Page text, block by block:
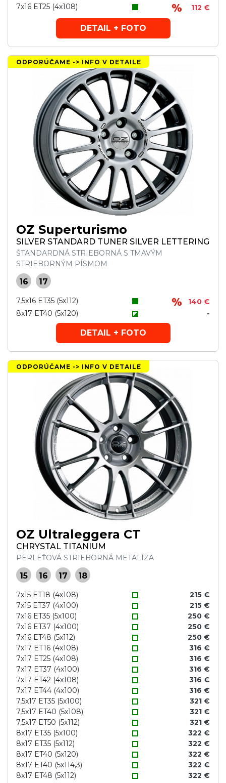
7x16 ET25 (4x108)
112 €
DETAIL + FOTO
ODPORÚČAME -> INFO V DETAILE
OZ Superturismo
SILVER STANDARD TUNER SILVER LETTERING
ŠTANDARDNÁ STRIEBORNÁ S TMAVÝM
STRIEBORNÝM PÍSMOM
16 17
7,5x16 ET35 (5x112)
140 €
8x17 ET40 (5x120)
-
DETAIL + FOTO
ODPORÚČAME -> INFO V DETAILE
OZ Ultraleggera CT
CHRYSTAL TITANIUM
PERLEŤOVÁ STRIEBORNÁ METALÍZA
15 16 17 18
7x15 ET18 (4x108)
215 €
7x15 ET37 (4x100)
215 €
7x16 ET35 (5x100)
250 €
7x16 ET37 (4x100)
250 €
7x16 ET48 (5x112)
250 €
7x17 ET16 (4x108)
316 €
7x17 ET25 (4x108)
316 €
7x17 ET37 (4x100)
316 €
7x17 ET42 (4x108)
316 €
7x17 ET44 (4x100)
316 €
7,5x17 ET35 (5x100)
321 €
7,5x17 ET40 (5x108)
321 €
7,5x17 ET50 (5x112)
321 €
8x17 ET35 (5x100)
322 €
8x17 ET35 (5x112)
322 €
8x17 ET40 (5x120)
322 €
8x17 ET40 (5x114,3)
322 €
8x17 ET48 (5x112)
322 €